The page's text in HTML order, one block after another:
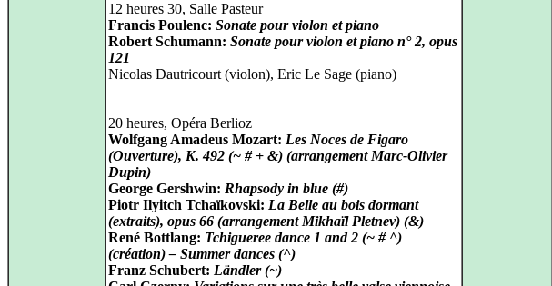
12 heures 30, Salle Pasteur
Francis Poulenc: Sonate pour violon et piano
Robert Schumann: Sonate pour violon et piano n° 2, opus
121
Nicolas Dautricourt (violon), Eric Le Sage (piano)
20 heures, Opéra Berlioz
Wolfgang Amadeus Mozart: Les Noces de Figaro
(Ouverture), K. 492 (~ # + &) (arrangement Marc-Olivier
Dupin)
George Gershwin: Rhapsody in blue (#)
Piotr Ilyitch Tchaïkovski: La Belle au bois dormant
(extraits), opus 66 (arrangement Mikhaïl Pletnev) (&)
René Bottlang: Tchigueree dance 1 and 2 (~ # ^)
(création) – Summer dances (^)
Franz Schubert: Ländler (~)